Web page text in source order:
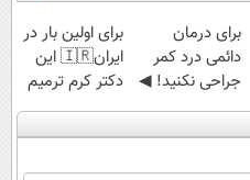
برای درمان
دائمی درد کمر
جراحی نکنید! ◀
پرسش‌نامه رو پر
کن ▶
برای اولین بار در
ایران🇮🇷 این
دکتر کرم ترمیم
کننده 23 روزه
ساخت!